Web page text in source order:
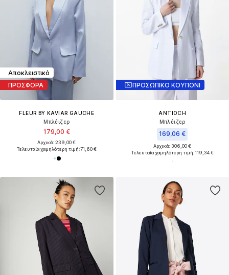
Αποκλειστικό
ΠΡΟΣΦΟΡΑ
FLEUR BY KAVIAR GAUCHE
Μπλέιζερ
179,00 €
Αρχικά: 239,00 €
Τελευταία χαμηλότερη τιμή:71,60 €
ΠΡΟΣΩΠΙΚΟ ΚΟΥΠΟΝΙ
ANTIOCH
Μπλέιζερ
169,06 €
Αρχικά: 306,00 €
Τελευταία χαμηλότερη τιμή:119,34 €